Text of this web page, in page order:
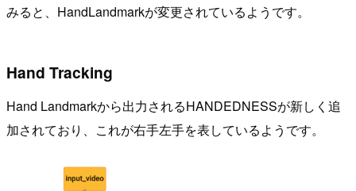
みると、HandLandmarkが変更されているようです。
Hand Tracking
Hand Landmarkから出力されるHANDEDNESSが新しく追
加されており、これが右手左手を表しているようです。